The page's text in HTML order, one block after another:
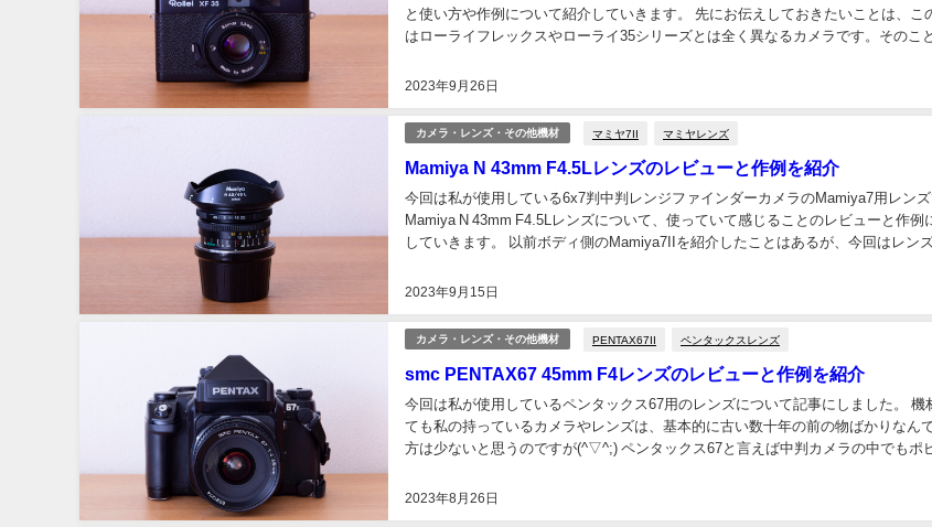
2023年9月26日
と使い方や作例について紹介していきます。 先にお伝えしておきたいことは、こ
はローライフレックスやローライ35シリーズとは全く異なるカメラです。そのこ
カメラ・レンズ・その他機材 マミヤ7II マミヤレンズ
Mamiya N 43mm F4.5Lレンズのレビューと作例を紹介
2023年9月15日
今回は私が使用している6x7判中判レンジファインダーカメラのMamiya7用レン
Mamiya N 43mm F4.5Lレンズについて、使っていて感じることのレビューと作例
していきます。 以前ボディ側のMamiya7IIを紹介したことはあるが、今回はレン
カメラ・レンズ・その他機材 PENTAX67II ペンタックスレンズ
smc PENTAX67 45mm F4レンズのレビューと作例を紹介
2023年8月26日
今回は私が使用しているペンタックス67用のレンズについて記事にしました。 機
ても私の持っているカメラやレンズは、基本的に古い数十年の前の物ばかりなん
方は少ないと思うのですが(^▽^;) ペンタックス67と言えば中判カメラの中でもポ